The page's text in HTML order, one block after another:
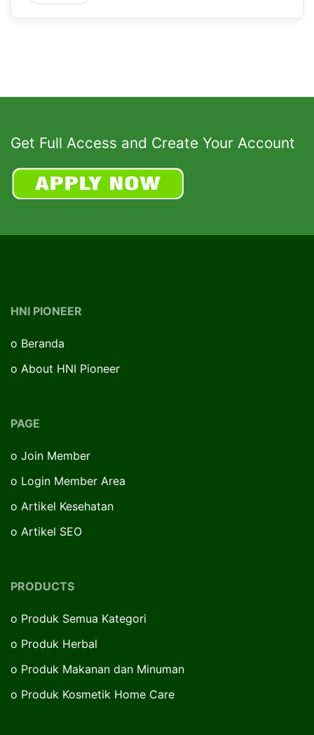
Get Full Access and Create Your Account
HNI PIONEER
o Beranda
o About HNI Pioneer
PAGE
o Join Member
o Login Member Area
o Artikel Kesehatan
o Artikel SEO
PRODUCTS
o Produk Semua Kategori
o Produk Herbal
o Produk Makanan dan Minuman
o Produk Kosmetik Home Care